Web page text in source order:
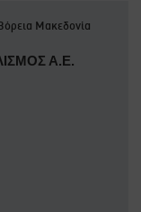
Μακεδονία
Α.Ε.